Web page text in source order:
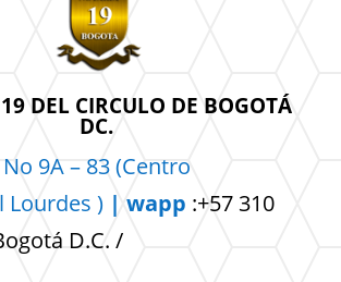
DEL CIRCULO DE BOGOTÁ
DC.
9A – 83 (Centro
Lourdes ) | wapp :+57 310
D.C. /